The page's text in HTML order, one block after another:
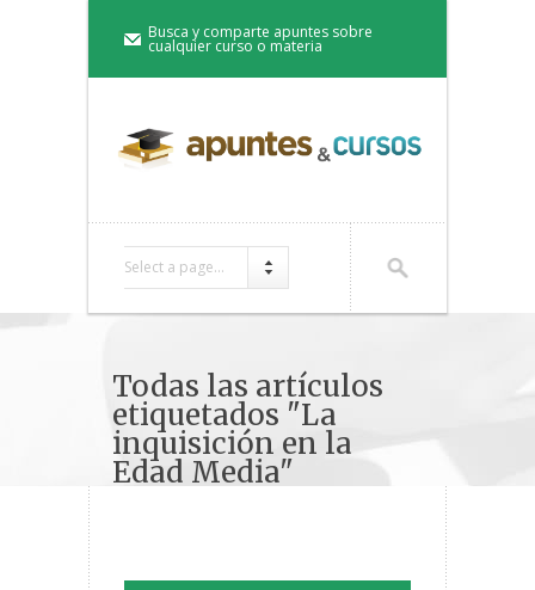
Busca y comparte apuntes sobre
cualquier curso o materia
Select a page...
Todas las artículos
etiquetados "La
inquisición en la
Edad Media"